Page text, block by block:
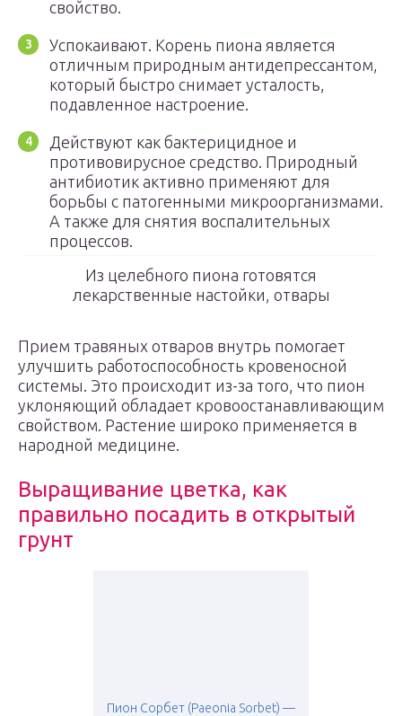
свойство.
Успокаивают. Корень пиона является
отличным природным антидепрессантом,
который быстро снимает усталость,
подавленное настроение.
Действуют как бактерицидное и
противовирусное средство. Природный
антибиотик активно применяют для
борьбы с патогенными микроорганизмами.
А также для снятия воспалительных
процессов.
Из целебного пиона готовятся
лекарственные настойки, отвары
Прием травяных отваров внутрь помогает
улучшить работоспособность кровеносной
системы. Это происходит из-за того, что пион
уклоняющий обладает кровоостанавливающим
свойством. Растение широко применяется в
народной медицине.
Выращивание цветка, как
правильно посадить в открытый
грунт
Пион Сорбет (Paeonia Sorbet) —